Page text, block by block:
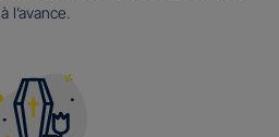
à l’avance.